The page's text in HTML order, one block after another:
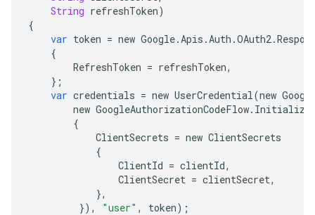
String refreshToken)
{
var token = new Google.Apis .Auth .OAuth2.
{
RefreshToken = refreshToken,
};
var credentials = new UserCredential(new
new GoogleAuthorizationCodeFlow.
{
ClientSecrets = new ClientSecrets
{
ClientId = clientId,
ClientSecret = clientSecret,
},
}),
"user" , token);